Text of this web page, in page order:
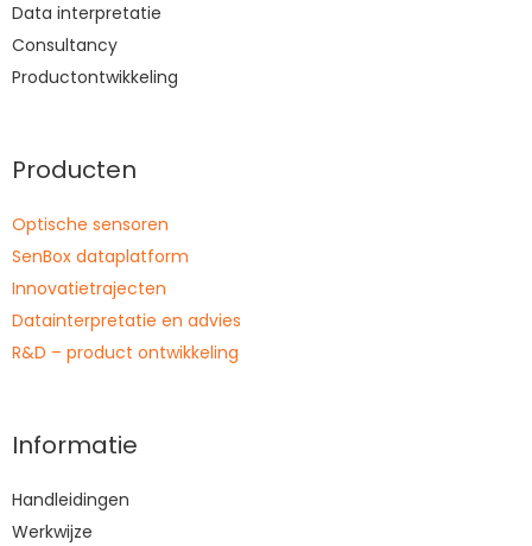
Data interpretatie
Consultancy
Productontwikkeling
Producten
Optische sensoren
SenBox dataplatform
Innovatietrajecten
Datainterpretatie en advies
R&D – product ontwikkeling
Informatie
Handleidingen
Werkwijze